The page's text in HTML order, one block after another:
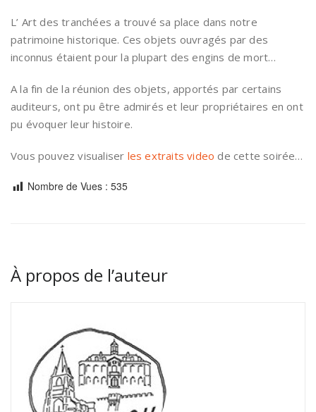
L’ Art des tranchées a trouvé sa place dans notre
patrimoine historique. Ces objets ouvragés par des
inconnus étaient pour la plupart des engins de mort…
A la fin de la réunion des objets, apportés par certains
auditeurs, ont pu être admirés et leur propriétaires en ont
pu évoquer leur histoire.
Vous pouvez visualiser les extraits video de cette soirée…
Nombre de Vues : 535
À propos de l’auteur